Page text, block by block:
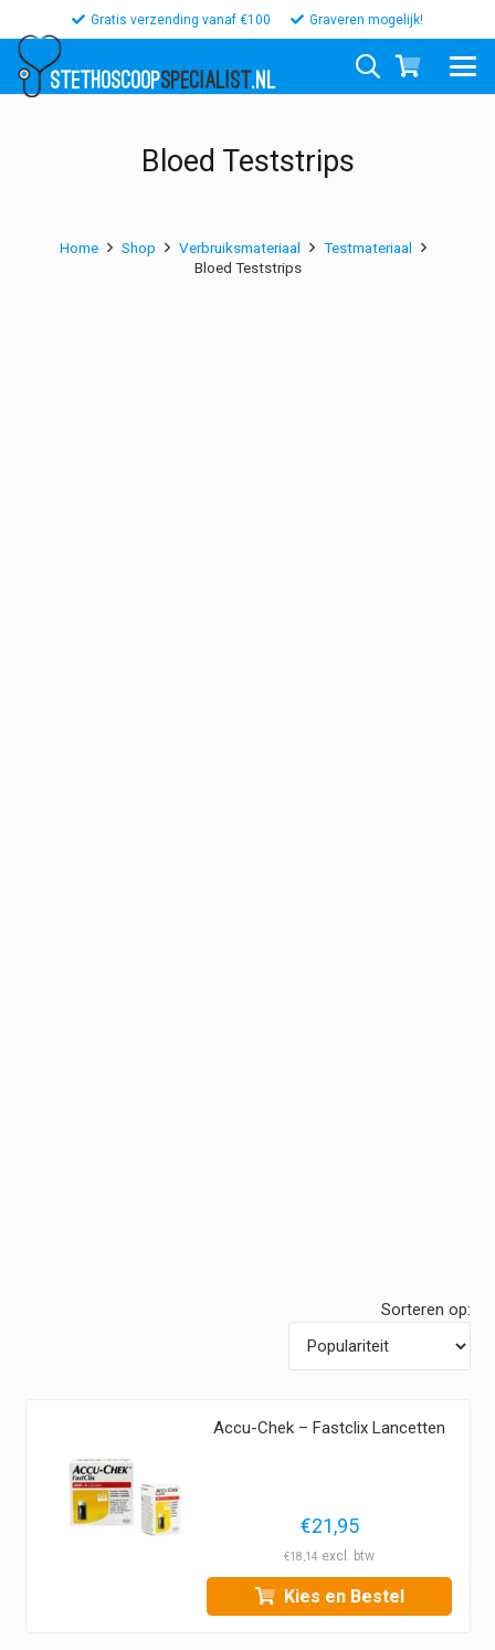
Gratis verzending vanaf €100 Graveren mogelijk!
STETHOSCOOPSPECIALIST.NL
Bloed Teststrips
Home Shop Verbruiksmateriaal
Testmateriaal
Bloed Teststrips
Sorteren op:
Accu-Chek – Fastclix Lancetten
€21,95
€18,14
Kies en Bestel